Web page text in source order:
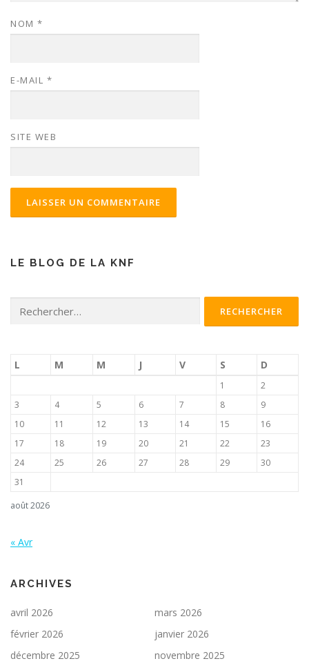
NOM *
E-MAIL *
SITE WEB
LE BLOG DE LA KNF
août 2026
L M M J V S D
1
2
3
4 5 6 7 8
9
10
11 12 13 14 15
16
17
18 19 20 21 22
23
24
25 26 27 28 29
30
31
« Avr
ARCHIVES
avril 2026
mars 2026
février 2026
janvier 2026
décembre 2025
novembre 2025